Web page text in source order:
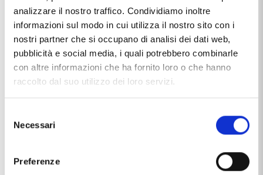
analizzare il nostro traffico. Condividiamo inoltre
informazioni sul modo in cui utilizza il nostro sito con i
nostri partner che si occupano di analisi dei dati web,
pubblicità e social media, i quali potrebbero combinarle
con altre informazioni che ha fornito loro o che hanno
raccolto dal suo utilizzo dei loro servizi.
delNecessari
Preferenze
RELATED PRODUCTS
CAPPAGLI CHARME
ARGENTERIA VAL DI PESA